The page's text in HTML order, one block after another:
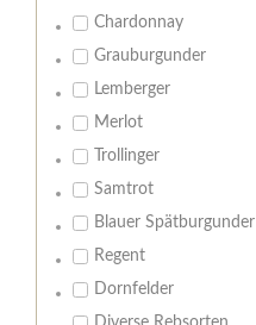
Chardonnay
Grauburgunder
Lemberger
Merlot
Trollinger
Samtrot
Blauer Spätburgunder
Regent
Dornfelder